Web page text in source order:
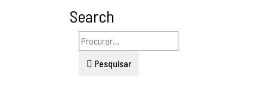
Search
Pesquisar